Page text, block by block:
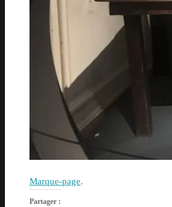
Marque-page.
Partager :